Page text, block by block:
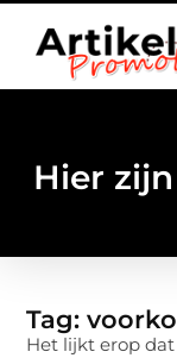
Hier
Tag:
Het lijkt erop